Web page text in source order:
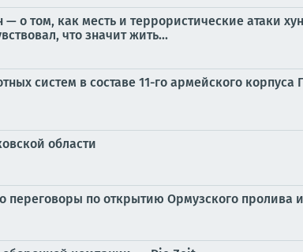
том, как месть и террористические атаки
что значит жить...
систем в составе 11-го армейского
области
переговоры по открытию Ормузского пролива